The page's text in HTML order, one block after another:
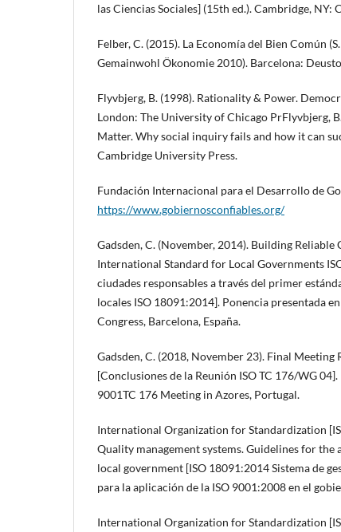
las Ciencias Sociales] (15th ed.). Cambridge, NY:
Felber, C. (2015). La Economía del Bien Común
Gemainwohl Ökonomie 2010). Barcelona:
Flyvbjerg, B. (1998). Rationality & Power.
London: The University of Chicago PrFlyvbjerg,
Matter. Why social inquiry fails and how it can
Cambridge University Press.
Fundación Internacional para el Desarrollo de
https://www.gobiernosconfiables.org/
Gadsden, C. (November, 2014). Building
International Standard for Local Governments
ciudades responsables a través del primer
locales ISO 18091:2014]. Ponencia presentada
Congress, Barcelona, España.
Gadsden, C. (2018, November 23). Final Meeting
[Conclusiones de la Reunión ISO TC 176/WG
9001TC 176 Meeting in Azores, Portugal.
International Organization for Standardization
Quality management systems. Guidelines for
local government [ISO 18091:2014 Sistema de
para la aplicación de la ISO 9001:2008 en el
International Organization for Standardization